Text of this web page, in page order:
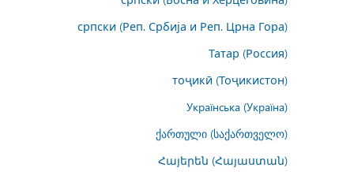
српски (Реп. Србија и Реп. Црна Гора)
Татар (Россия)
тоҷикӣ (Тоҷикистон)
Українська (Україна)
ქართული (საქართველო)
Հայերեն (Հայաստան)